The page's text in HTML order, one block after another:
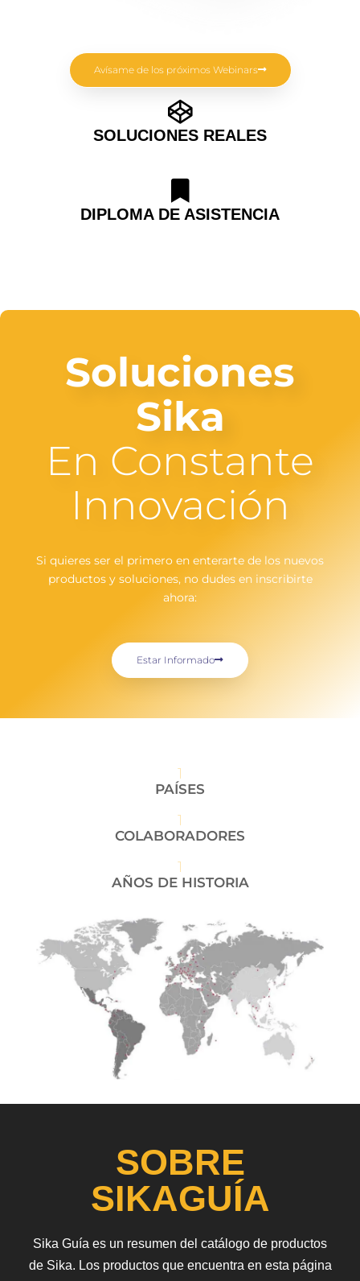
Avísame de los próximos Webinars
SOLUCIONES REALES
DIPLOMA DE ASISTENCIA
Soluciones
Sika
En Constante
Innovación
Si quieres ser el primero en enterarte de los nuevos
productos y soluciones, no dudes en inscribirte
ahora:
Estar Informado
PAÍSES
1
COLABORADORES
1
AÑOS DE HISTORIA
1
SOBRE
SIKAGUÍA
Sika Guía es un resumen del catálogo de productos
de Sika. Los productos que encuentra en esta página